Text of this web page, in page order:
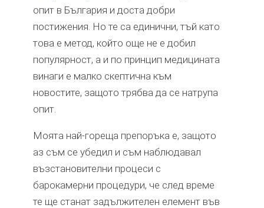
опит в България и доста добри
постижения. Но те са единични, тъй като
това е метод, който още не е добил
популярност, а и по принцип медицината
винаги е малко скептична към
новостите, защото трябва да се натрупа
опит.
Моята най-гореща препоръка е, защото
аз съм се убедил и съм наблюдавал
възстановителни процеси с
барокамерни процедури, че след време
те ще станат задължителен елемент във